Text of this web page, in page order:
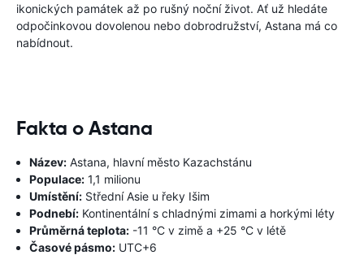
ikonických památek až po rušný noční život. Ať už hledáte
odpočinkovou dovolenou nebo dobrodružství, Astana má co
nabídnout.
Fakta o Astana
Název: Astana, hlavní město Kazachstánu
Populace: 1,1 milionu
Umístění: Střední Asie u řeky Išim
Podnebí: Kontinentální s chladnými zimami a horkými léty
Průměrná teplota: -11 °C v zimě a +25 °C v létě
Časové pásmo: UTC+6